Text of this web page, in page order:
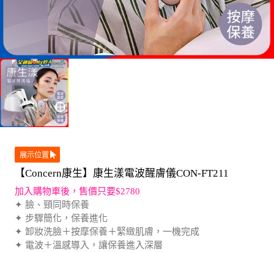
展示位置
【Concern康生】康生漾電波醒膚儀CON-FT211
加入購物車後，售價只要$2780
✦ 臉、頸同時保養
✦ 步驟簡化，保養進化
✦ 卸妝洗臉＋按摩保養＋緊緻肌膚，一機完成
✦ 電波＋溫感導入，讓保養進入深層